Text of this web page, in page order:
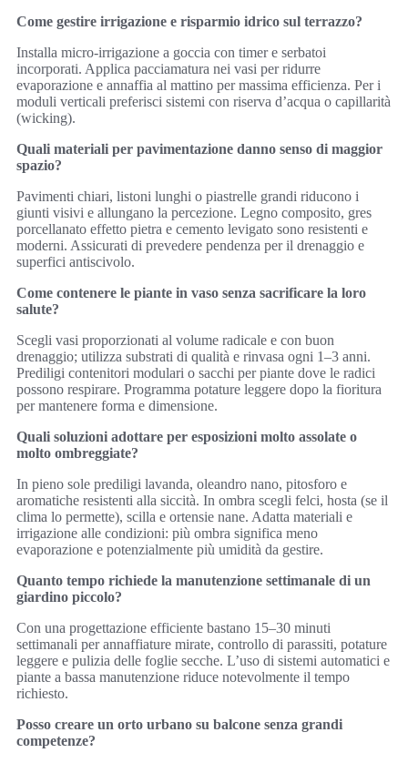
Come gestire irrigazione e risparmio idrico sul terrazzo?
Installa micro-irrigazione a goccia con timer e serbatoi
incorporati. Applica pacciamatura nei vasi per ridurre
evaporazione e annaffia al mattino per massima efficienza. Per i
moduli verticali preferisci sistemi con riserva d’acqua o capillarità
(wicking).
Quali materiali per pavimentazione danno senso di maggior
spazio?
Pavimenti chiari, listoni lunghi o piastrelle grandi riducono i
giunti visivi e allungano la percezione. Legno composito, gres
porcellanato effetto pietra e cemento levigato sono resistenti e
moderni. Assicurati di prevedere pendenza per il drenaggio e
superfici antiscivolo.
Come contenere le piante in vaso senza sacrificare la loro
salute?
Scegli vasi proporzionati al volume radicale e con buon
drenaggio; utilizza substrati di qualità e rinvasa ogni 1–3 anni.
Prediligi contenitori modulari o sacchi per piante dove le radici
possono respirare. Programma potature leggere dopo la fioritura
per mantenere forma e dimensione.
Quali soluzioni adottare per esposizioni molto assolate o
molto ombreggiate?
In pieno sole prediligi lavanda, oleandro nano, pitosforo e
aromatiche resistenti alla siccità. In ombra scegli felci, hosta (se il
clima lo permette), scilla e ortensie nane. Adatta materiali e
irrigazione alle condizioni: più ombra significa meno
evaporazione e potenzialmente più umidità da gestire.
Quanto tempo richiede la manutenzione settimanale di un
giardino piccolo?
Con una progettazione efficiente bastano 15–30 minuti
settimanali per annaffiature mirate, controllo di parassiti, potature
leggere e pulizia delle foglie secche. L’uso di sistemi automatici e
piante a bassa manutenzione riduce notevolmente il tempo
richiesto.
Posso creare un orto urbano su balcone senza grandi
competenze?